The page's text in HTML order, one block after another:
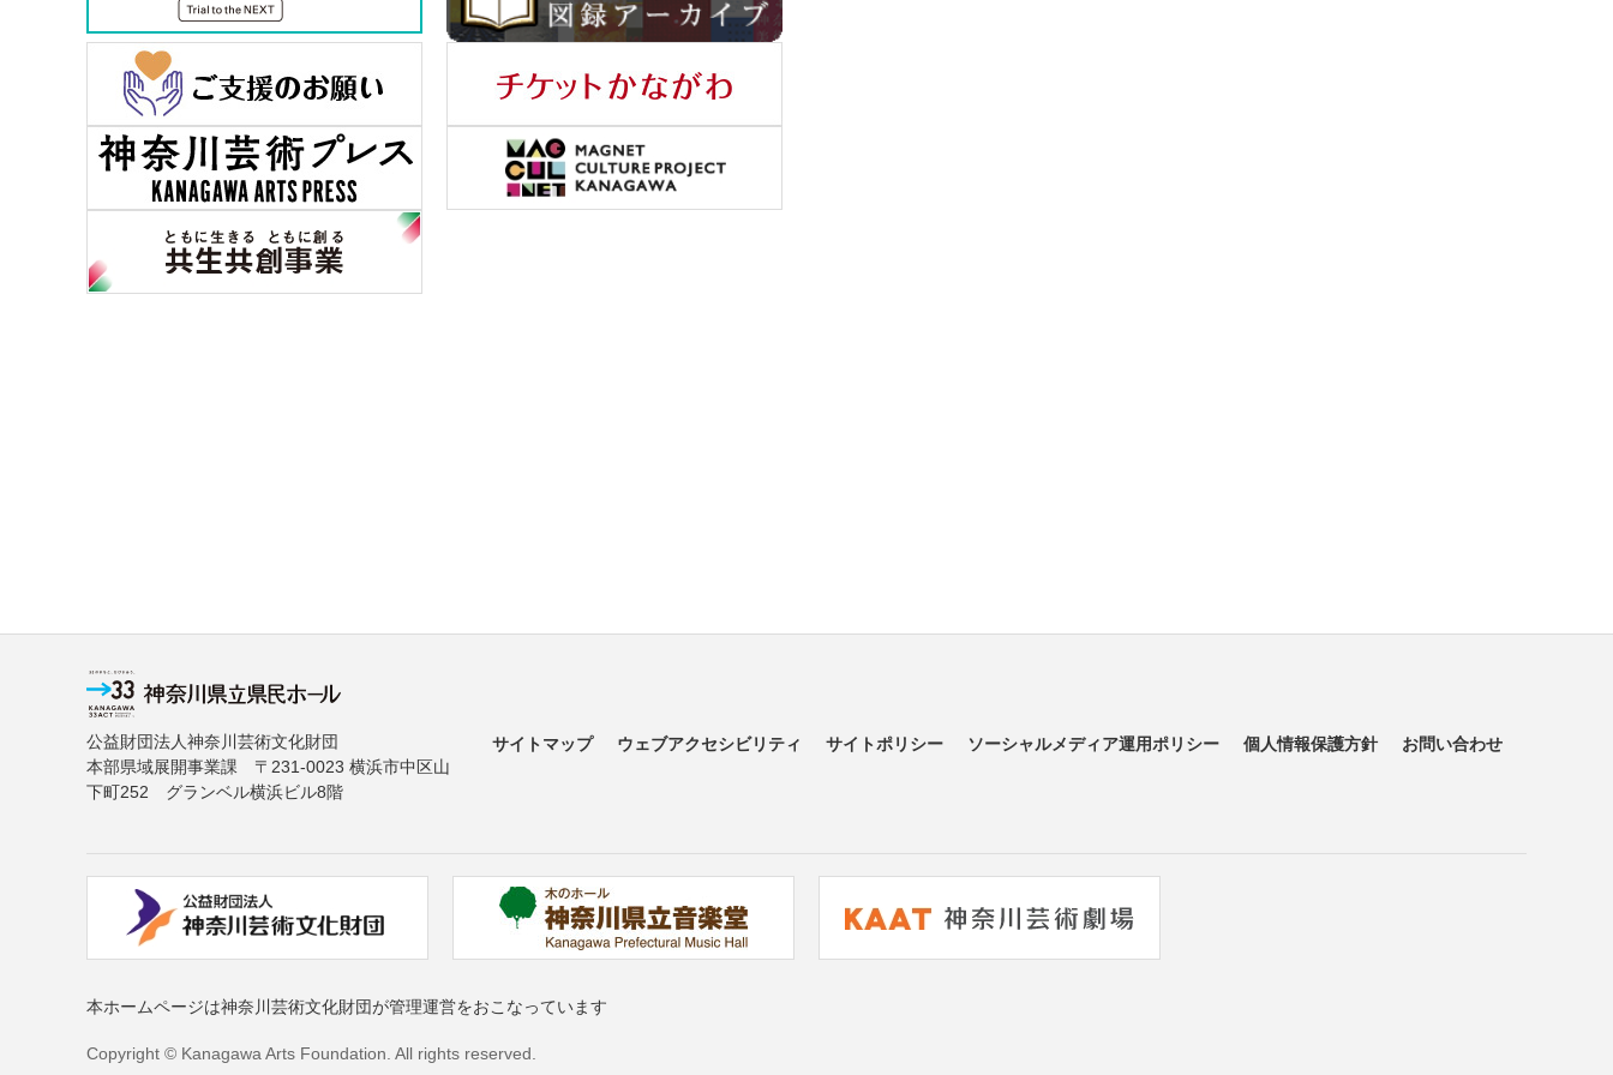
公益財団法人神奈川芸術文化財団
本部県域展開事業課 〒231-0023 横浜市中区山
下町252 グランベル横浜ビル8階
サイトマップ ウェブアクセシビリティ サイトポリシー ソーシャルメディア運用ポリシー 個人情報保護方針 お問い合わせ
本ホームページは神奈川芸術文化財団が管理運営をおこなっています
Copyright © Kanagawa Arts Foundation. All rights reserved.